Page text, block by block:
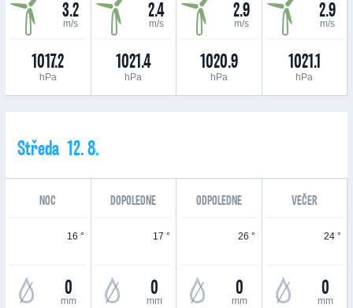
3.2
m/s
1017.2
hPa
2.4
m/s
1021.4
hPa
2.9
m/s
1020.9
hPa
2.9
m/s
1021.1
hPa
Středa 12. 8.
NOC DOPOLEDNE ODPOLEDNE VEČER
16 °
0
mm
17 °
0
mm
26 °
0
mm
24 °
0
mm